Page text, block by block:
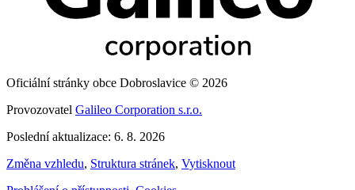
Oficiální stránky obce Dobroslavice © 2026
Provozovatel Galileo Corporation s.r.o.
Poslední aktualizace: 6. 8. 2026
Změna vzhledu, Struktura stránek, Vytisknout